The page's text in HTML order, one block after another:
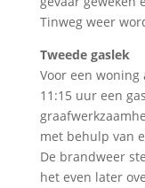
Tinweg weer
Tweede gaslek
Voor een
11:15 uur een
met behulp van
De brandweer
het even later